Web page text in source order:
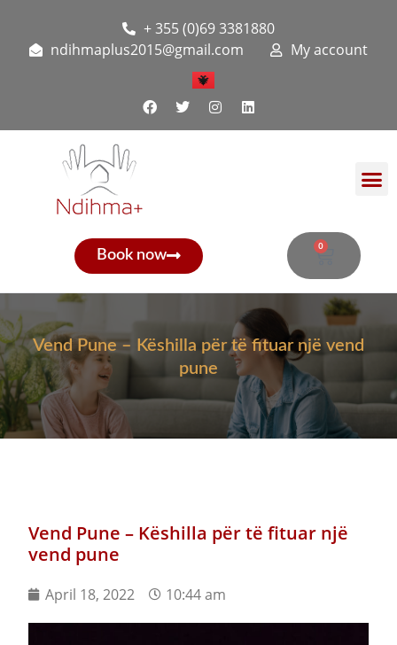
+ 355 (0)69 3381880
ndihmaplus2015@gmail.com
My account
Book now
0
Vend Pune – Këshilla për të fituar një vend
pune
Vend Pune – Këshilla për të fituar një
vend pune
April 18, 2022 10:44 am